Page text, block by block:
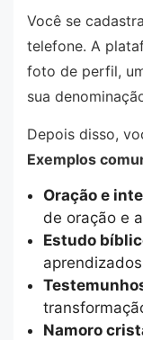
Você se
telefone. A
foto de perfil,
sua
Depois disso,
Exemplos
Oração e
de oração e
Estudo
Namoro